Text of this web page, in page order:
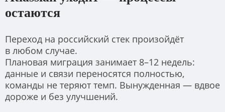
остаются
Переход на российский стек произойдёт
в любом случае.
Плановая миграция занимает 8–12 недель:
данные и связи переносятся полностью,
команды не теряют темп. Вынужденная — вдвое
дороже и без улучшений.